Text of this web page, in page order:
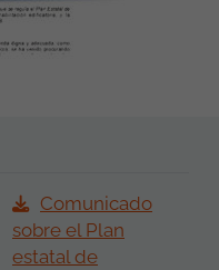
Comunicado
sobre el Plan
estatal de